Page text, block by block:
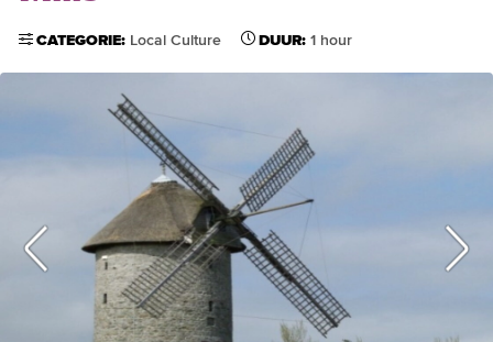
CATEGORIE: Local Culture DUUR: 1 hour